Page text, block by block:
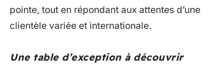
pointe, tout en répondant aux attentes d’une
clientèle variée et internationale.
Une table d’exception à découvrir